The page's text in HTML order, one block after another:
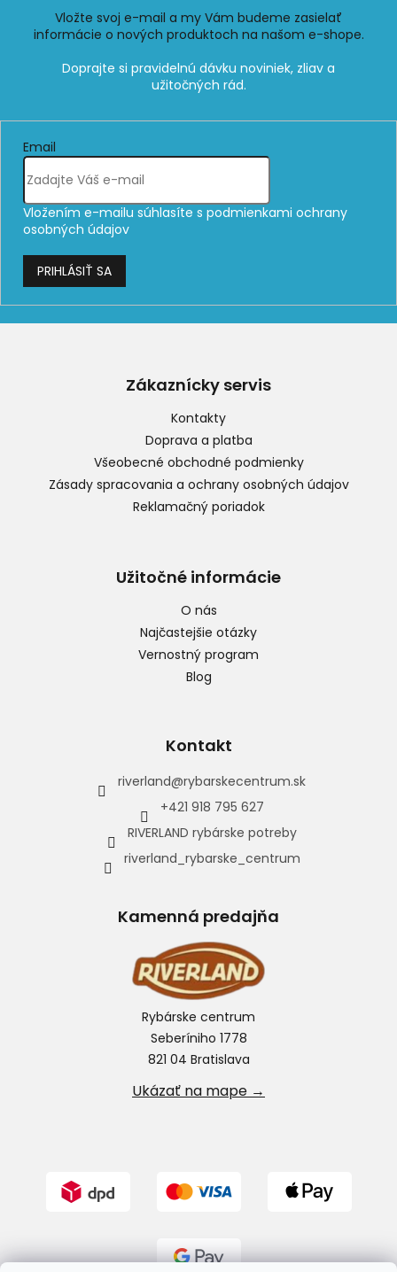
Vložte svoj e-mail a my Vám budeme zasielať
informácie o nových produktoch na našom e-shope.
Email
Vložením e-mailu súhlasíte s podmienkami ochrany
osobných údajov
PRIHLÁSIŤ SA
Zákaznícky servis
Kontakty
Doprava a platba
Všeobecné obchodné podmienky
Zásady spracovania a ochrany osobných údajov
Reklamačný poriadok
Užitočné informácie
O nás
Najčastejšie otázky
Vernostný program
Blog
Kontakt
riverland@rybarskecentrum.sk
+421 918 795 627
RIVERLAND rybárske potreby
riverland_rybarske_centrum
Kamenná predajňa
Rybárske centrum
Seberíniho 1778
821 04 Bratislava
Ukázať na mape →